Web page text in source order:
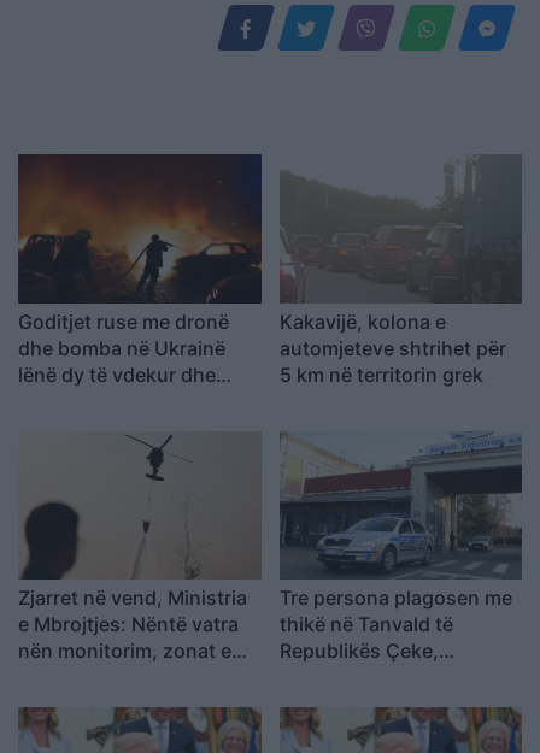
Goditjet ruse me dronë
dhe bomba në Ukrainë
lënë dy të vdekur dhe
Kakavijë, kolona e
automjeteve shtrihet për
5 km në territorin grek
Zjarret në vend, Ministria
e Mbrojtjes: Nëntë vatra
nën monitorim, zonat e
Tre persona plagosen me
thikë në Tanvald të
Republikës Çeke,